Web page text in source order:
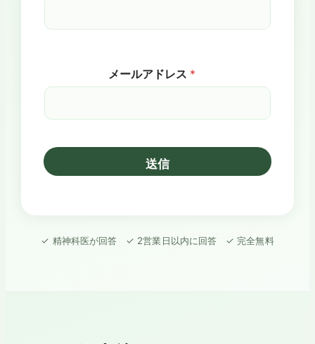
* 保護者のお名
前
メールアドレス *
送信
✓ 精神科医が回答 ✓ 2営業日以内に回答 ✓ 完全無料